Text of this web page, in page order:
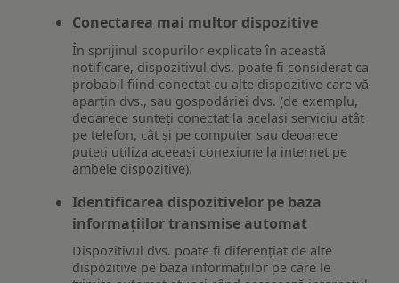
Conectarea mai multor dispozitive
În sprijinul scopurilor explicate în această
notificare, dispozitivul dvs. poate fi considerat ca
probabil fiind conectat cu alte dispozitive care vă
aparțin dvs., sau gospodăriei dvs. (de exemplu,
deoarece sunteți conectat la același serviciu atât
pe telefon, cât și pe computer sau deoarece
puteți utiliza aceeași conexiune la internet pe
ambele dispozitive).
Identificarea dispozitivelor pe baza
informațiilor transmise automat
Dispozitivul dvs. poate fi diferențiat de alte
dispozitive pe baza informațiilor pe care le